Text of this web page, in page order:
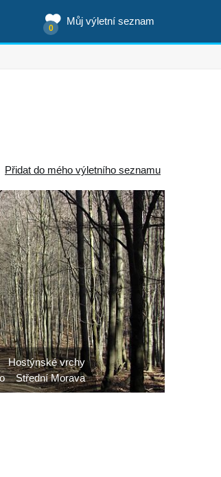
Můj výletní seznam
0
Přidat do mého výletního seznamu
Hostýnské vrchy
Střední Morava